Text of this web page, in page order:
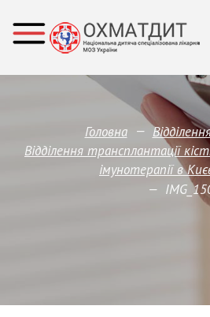
Головна —
Відділення трансплантації
імунотерапії в
—